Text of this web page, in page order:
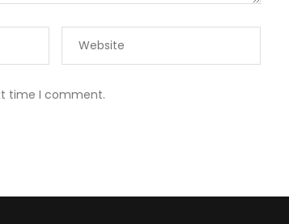
time I comment.